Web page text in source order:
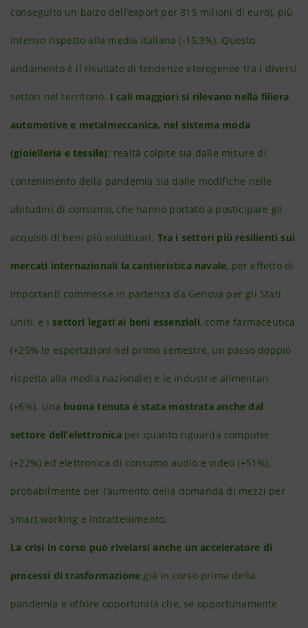
conseguito un balzo dell’export per 815 milioni di euro), più
intenso rispetto alla media italiana (-15,3%). Questo
andamento è il risultato di tendenze eterogenee tra i diversi
settori nel territorio. I cali maggiori si rilevano nella filiera
automotive e metalmeccanica, nel sistema moda
(gioielleria e tessile): realtà colpite sia dalle misure di
contenimento della pandemia sia dalle modifiche nelle
abitudini di consumo, che hanno portato a posticipare gli
acquisti di beni più voluttuari. Tra i settori più resilienti sui
mercati internazionali la cantieristica navale, per effetto di
importanti commesse in partenza da Genova per gli Stati
Uniti, e isettori legati ai beni essenziali, come farmaceutica
(+25% le esportazioni nel primo semestre, un passo doppio
rispetto alla media nazionale) e le industrie alimentari
(+6%). Una buona tenuta è stata mostrata anche dal
settore dell’elettronicaper quanto riguarda computer
(+22%) ed elettronica di consumo audio e video (+51%),
probabilmente per l’aumento della domanda di mezzi per
smart working e intrattenimento.
La crisi in corso può rivelarsi anche un acceleratore di
processi di trasformazione già in corso prima della
pandemia e offrire opportunità che, se opportunamente